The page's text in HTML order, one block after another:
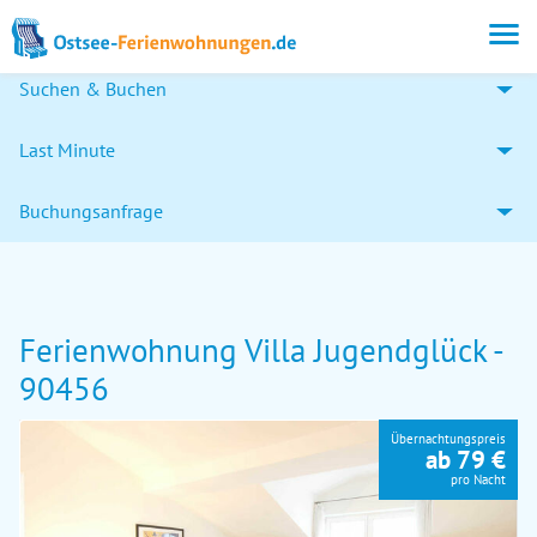
Suchen & Buchen
Last Minute
Buchungsanfrage
Ferienwohnung Villa Jugendglück -
90456
Übernachtungspreis
ab 79 €
pro Nacht